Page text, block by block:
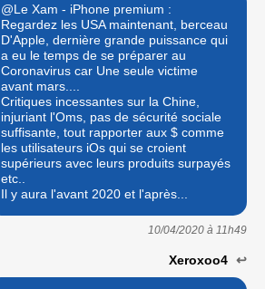
@Le Xam - iPhone premium :
Regardez les USA maintenant, berceau
D'Apple, dernière grande puissance qui
a eu le temps de se préparer au
Coronavirus car Une seule victime
avant mars....
Critiques incessantes sur la Chine,
injuriant l'Oms, pas de sécurité sociale
suffisante, tout rapporter aux $ comme
les utilisateurs iOs qui se croient
supérieurs avec leurs produits surpayés
etc..
Il y aura l'avant 2020 et l'après...
10/04/2020 à 11h49
Xeroxoo4 ↩